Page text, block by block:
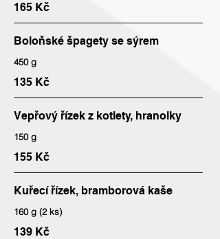
165 Kč
Boloňské špagety se sýrem
450 g
135 Kč
Vepřový řízek z kotlety, hranolky
150 g
155 Kč
Kuřecí řízek, bramborová kaše
160 g (2 ks)
139 Kč